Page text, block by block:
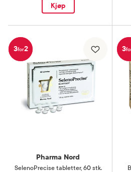
Kjøp
3for2
Pharma Nord
SelenoPrecise tabletter, 60 stk.
3